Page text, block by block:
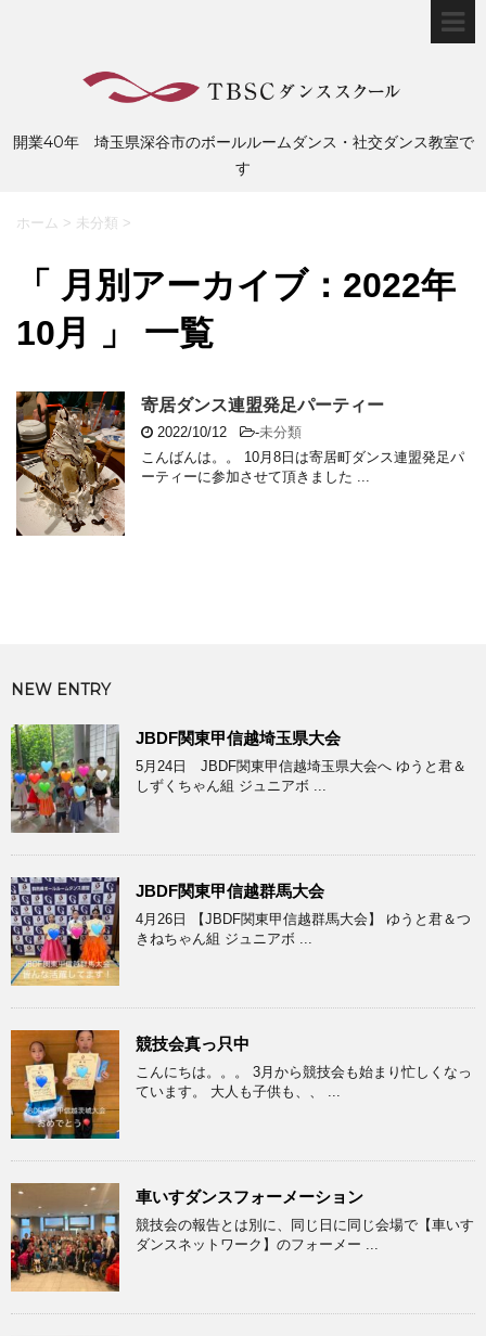
開業40年 埼玉県深谷市のボールルームダンス・社交ダンス教室で
す
ホーム > 未分類 >
「 月別アーカイブ：2022年
10月 」 一覧
寄居ダンス連盟発足パーティー
2022/10/12 -未分類
こんばんは。。 10月8日は寄居町ダンス連盟発足パ
ーティーに参加させて頂きました ...
NEW ENTRY
JBDF関東甲信越埼玉県大会
5月24日 JBDF関東甲信越埼玉県大会へ ゆうと君＆
しずくちゃん組 ジュニアボ ...
JBDF関東甲信越群馬大会
4月26日 【JBDF関東甲信越群馬大会】 ゆうと君＆つ
きねちゃん組 ジュニアボ ...
競技会真っ只中
こんにちは。。。 3月から競技会も始まり忙しくなっ
ています。 大人も子供も、、 ...
車いすダンスフォーメーション
競技会の報告とは別に、同じ日に同じ会場で【車いす
ダンスネットワーク】のフォーメー ...